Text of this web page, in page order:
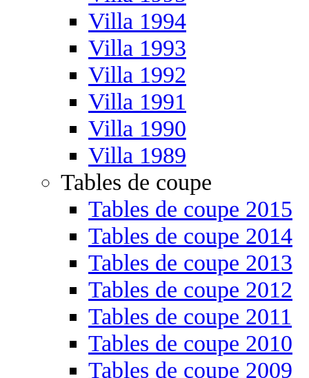
Villa 1994
Villa 1993
Villa 1992
Villa 1991
Villa 1990
Villa 1989
Tables de coupe
Tables de coupe 2015
Tables de coupe 2014
Tables de coupe 2013
Tables de coupe 2012
Tables de coupe 2011
Tables de coupe 2010
Tables de coupe 2009